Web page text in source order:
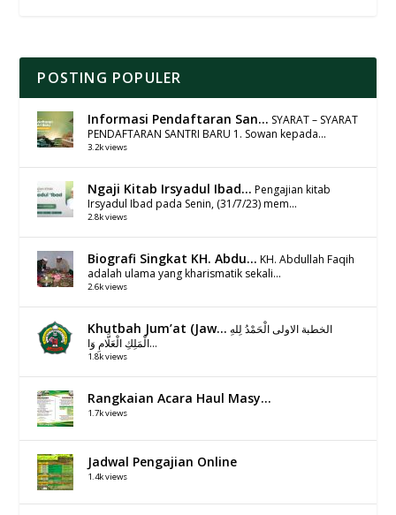
POSTING POPULER
Informasi Pendaftaran San... SYARAT – SYARAT
PENDAFTARAN SANTRI BARU 1. Sowan kepada...
3.2k views
Ngaji Kitab Irsyadul Ibad... Pengajian kitab
Irsyadul Ibad pada Senin, (31/7/23) mem...
2.8k views
Biografi Singkat KH. Abdu... KH. Abdullah Faqih
adalah ulama yang kharismatik sekali...
2.6k views
Khutbah Jum’at (Jaw... الخطبة الاولى الْحَمْدُ لِلهِ
الْمَلِكِ الْعَلَّامِ وَا...
1.8k views
Rangkaian Acara Haul Masy...
1.7k views
Jadwal Pengajian Online
1.4k views